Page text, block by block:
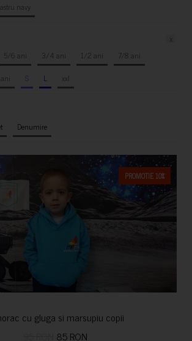
navy
5/6 ani 3/4 ani 1/2 ani
7/8 ani
S L xxl
Denumire
PROMOTIE 10%
cu gluga si marsupiu copii
85 RON